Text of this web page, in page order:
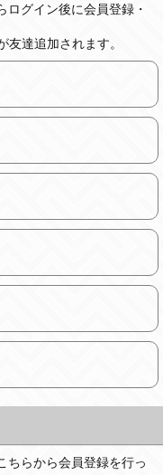
グイン後に会員登録・
達追加されます。
ちらから会員登録を行っ